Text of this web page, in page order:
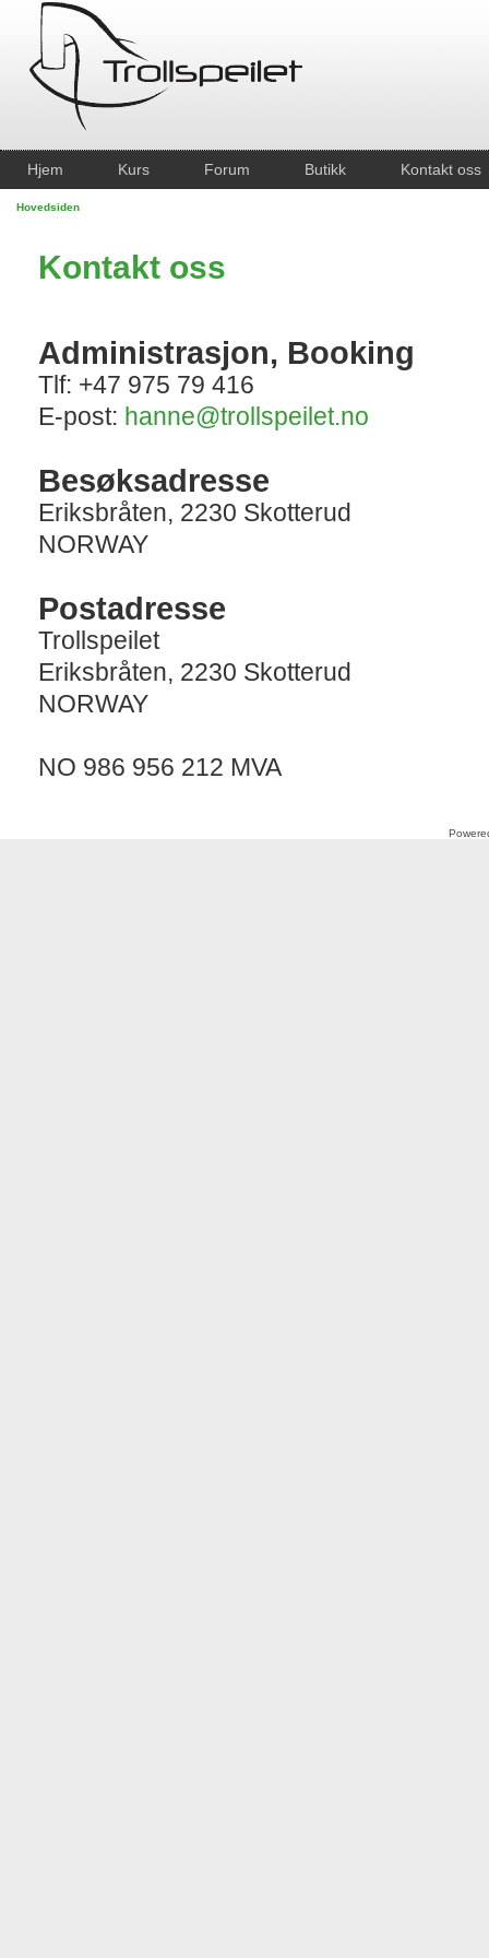
Hjem Kurs Forum Butikk Kontakt oss
Hovedsiden
Kontakt oss
Administrasjon, Booking
Tlf: +47 975 79 416
E-post: hanne@trollspeilet.no
Besøksadresse
Eriksbråten, 2230 Skotterud
NORWAY
Postadresse
Trollspeilet
Eriksbråten, 2230 Skotterud
NORWAY
NO 986 956 212 MVA